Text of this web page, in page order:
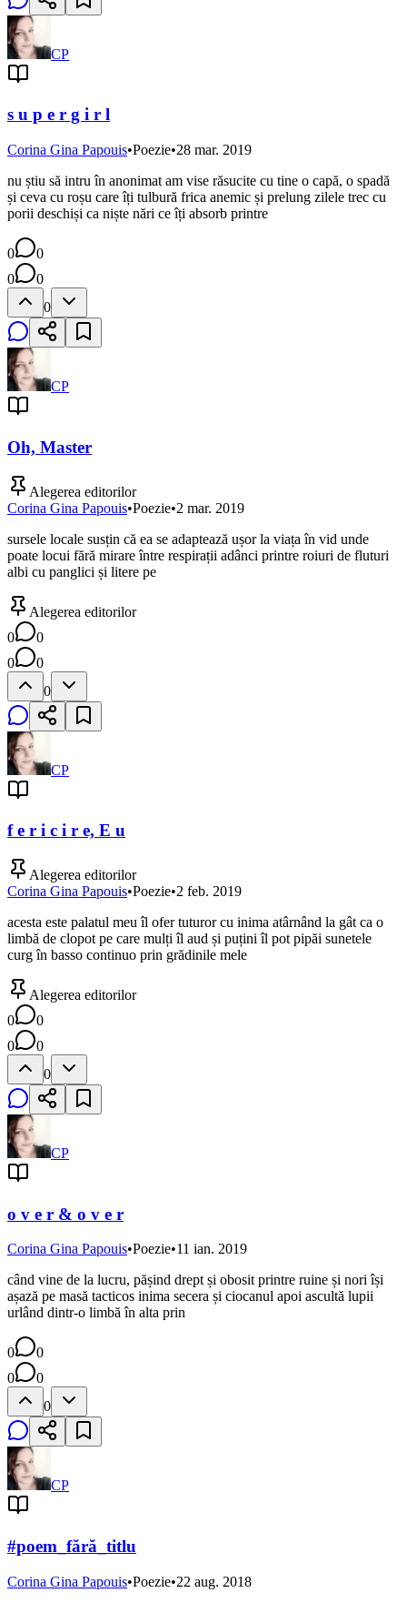
CP
s u p e r g i r l
Corina Gina Papouis•Poezie•28 mar. 2019
nu știu să intru în anonimat am vise răsucite cu tine o capă, o spadă
și ceva cu roșu care îți tulbură frica anemic și prelung zilele trec cu
porii deschiși ca niște nări ce îți absorb printre
0
0
0
0
0
CP
Oh, Master
Alegerea editorilor
Corina Gina Papouis•Poezie•2 mar. 2019
sursele locale susțin că ea se adaptează ușor la viața în vid unde
poate locui fără mirare între respirații adânci printre roiuri de fluturi
albi cu panglici și litere pe
Alegerea editorilor
0
0
0
0
0
CP
f e r i c i r e, E u
Alegerea editorilor
Corina Gina Papouis•Poezie•2 feb. 2019
acesta este palatul meu îl ofer tuturor cu inima atârnând la gât ca o
limbă de clopot pe care mulți îl aud și puțini îl pot pipăi sunetele
curg în basso continuo prin grădinile mele
Alegerea editorilor
0
0
0
0
0
CP
o v e r & o v e r
Corina Gina Papouis•Poezie•11 ian. 2019
când vine de la lucru, pășind drept și obosit printre ruine și nori își
așază pe masă tacticos inima secera și ciocanul apoi ascultă lupii
urlând dintr-o limbă în alta prin
0
0
0
0
0
CP
#poem_fără_titlu
Corina Gina Papouis•Poezie•22 aug. 2018